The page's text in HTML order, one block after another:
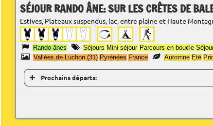
SÉJOUR RANDO ÂNE: SUR LES CRÊTES DE
Estives, Plateaux suspendus, lac, entre plaine et Haute
Rando-ânes Séjours Mini-séjour Parcours en boucle
Vallées de Luchon (31) Pyrénées France Automne Eté
Prochains départs: